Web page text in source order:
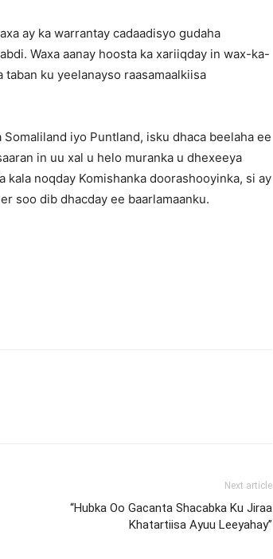
ay ka warrantay cadaadisyo gudaha
Waxa aanay hoosta ka xariiqday in wax-ka-
taban ku yeelanayso raasamaalkiisa
iyo Puntland, isku dhaca beelaha ee
in uu xal u helo muranka u dhexeeya
kala noqday Komishanka doorashooyinka, si ay
soo dib dhacday ee baarlamaanku.
Next article
“Hubka Oo Gacanta Shacabka Ku Jiraa
Khatartiisa Ayuu Leeyahay”